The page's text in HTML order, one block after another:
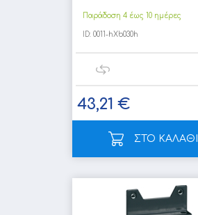
Παράδοση 4 έως 10 ημέρες
ID: 0011-hXb030h
43,21 €
ΣΤΟ ΚΑΛΑΘΙ